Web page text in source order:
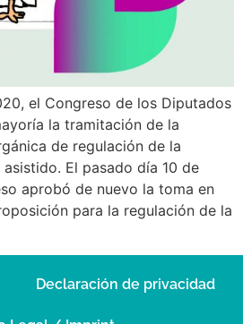
el Congreso de los Diputados
la tramitación de la
de regulación de la
El pasado día 10 de
aprobó de nuevo la toma en
para la regulación de la
Declaración de privacidad